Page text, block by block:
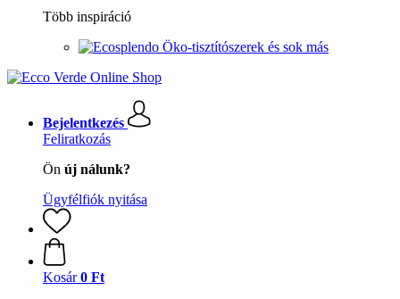
Több inspiráció
Öko-tisztítószerek és sok más
Bejelentkezés
Feliratkozás
Ön új nálunk?
Ügyfélfiók nyitása
Kosár 0 Ft